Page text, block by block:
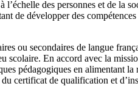
des personnes et de la
de développer des
ou secondaires de langue
scolaire. En accord avec la
pédagogiques en alimentant
certificat de qualification et